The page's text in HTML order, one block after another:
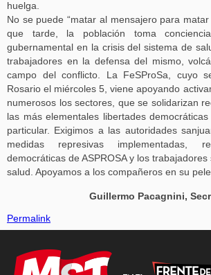
huelga.
No se puede “matar al mensajero para
que tarde, la población toma
gubernamental en la crisis del sistema de
trabajadores en la defensa del mismo,
campo del conflicto. La FeSProSa, cuyo
Rosario el miércoles 5, viene apoyando
numerosos los sectores, que se solidarizan
las más elementales libertades
particular. Exigimos a las autoridades
medidas represivas implementadas,
democráticas de ASPROSA y los
salud. Apoyamos a los compañeros en su
Guillermo Pacagnini,
Permalink